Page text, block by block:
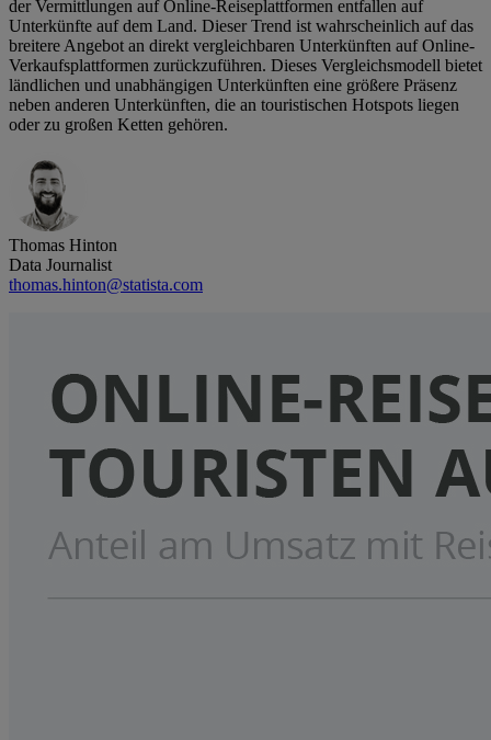
der Vermittlungen auf Online-Reiseplattformen entfallen auf
Unterkünfte auf dem Land. Dieser Trend ist wahrscheinlich auf das
breitere Angebot an direkt vergleichbaren Unterkünften auf Online-
Verkaufsplattformen zurückzuführen. Dieses Vergleichsmodell bietet
ländlichen und unabhängigen Unterkünften eine größere Präsenz
neben anderen Unterkünften, die an touristischen Hotspots liegen
oder zu großen Ketten gehören.
Thomas Hinton
Data Journalist
thomas.hinton@statista.com